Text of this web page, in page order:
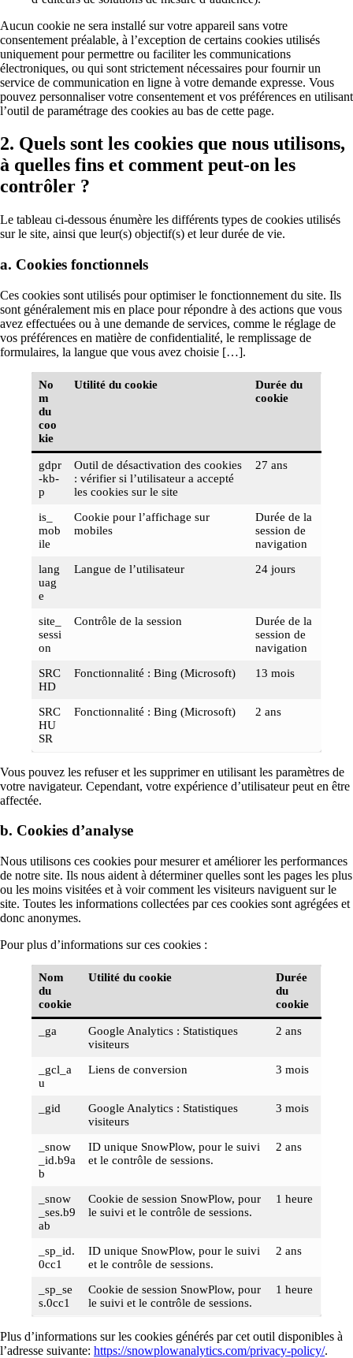
Aucun cookie ne sera installé sur votre appareil sans votre
consentement préalable, à l’exception de certains cookies utilisés
uniquement pour permettre ou faciliter les communications
électroniques, ou qui sont strictement nécessaires pour fournir un
service de communication en ligne à votre demande expresse. Vous
pouvez personnaliser votre consentement et vos préférences en utilisant
l’outil de paramétrage des cookies au bas de cette page.
2. Quels sont les cookies que nous utilisons,
à quelles fins et comment peut-on les
contrôler ?
Le tableau ci-dessous énumère les différents types de cookies utilisés
sur le site, ainsi que leur(s) objectif(s) et leur durée de vie.
a. Cookies fonctionnels
Ces cookies sont utilisés pour optimiser le fonctionnement du site. Ils
sont généralement mis en place pour répondre à des actions que vous
avez effectuées ou à une demande de services, comme le réglage de
vos préférences en matière de confidentialité, le remplissage de
formulaires, la langue que vous avez choisie […].
No
m
du
coo
kie
Utilité du cookie
Durée du
cookie
gdpr
-kb-
p
Outil de désactivation des cookies
: vérifier si l’utilisateur a accepté
les cookies sur le site
27 ans
is_
mob
ile
Cookie pour l’affichage sur
mobiles
Durée de la
session de
navigation
lang
uag
e
Langue de l’utilisateur 24 jours
site_
sessi
on
Contrôle de la session
Durée de la
session de
navigation
SRC
HD
Fonctionnalité : Bing (Microsoft) 13 mois
SRC
HU
SR
Fonctionnalité : Bing (Microsoft) 2 ans
Vous pouvez les refuser et les supprimer en utilisant les paramètres de
votre navigateur. Cependant, votre expérience d’utilisateur peut en être
affectée.
b. Cookies d’analyse
Nous utilisons ces cookies pour mesurer et améliorer les performances
de notre site. Ils nous aident à déterminer quelles sont les pages les plus
ou les moins visitées et à voir comment les visiteurs naviguent sur le
site. Toutes les informations collectées par ces cookies sont agrégées et
donc anonymes.
Pour plus d’informations sur ces cookies :
Nom
du
cookie
Utilité du cookie
Durée
du
cookie
_ga
Google Analytics : Statistiques
visiteurs
2 ans
_gcl_a
u
Liens de conversion 3 mois
_gid
Google Analytics : Statistiques
visiteurs
3 mois
_snow
_id.b9a
b
ID unique SnowPlow, pour le suivi
et le contrôle de sessions.
2 ans
_snow
_ses.b9
ab
Cookie de session SnowPlow, pour
le suivi et le contrôle de sessions.
1 heure
_sp_id.
0cc1
ID unique SnowPlow, pour le suivi
et le contrôle de sessions.
2 ans
_sp_se
s.0cc1
Cookie de session SnowPlow, pour
le suivi et le contrôle de sessions.
1 heure
Plus d’informations sur les cookies générés par cet outil disponibles à
l’adresse suivante: https://snowplowanalytics.com/privacy-policy/.